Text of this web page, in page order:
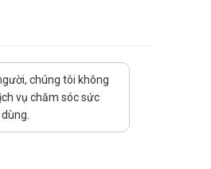
sản phẩm.
khi dùng thuốc, chú
điều trị đồng thời đưa
chúng tôi không
vụ chăm sóc sức